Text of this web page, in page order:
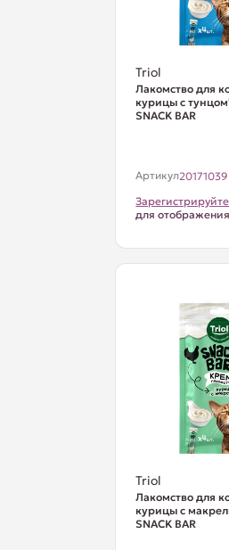
Triol
Лакомство для
курицы с
SNACK BAR
Артикул20171039
для
Triol
Лакомство для
курицы с
SNACK BAR